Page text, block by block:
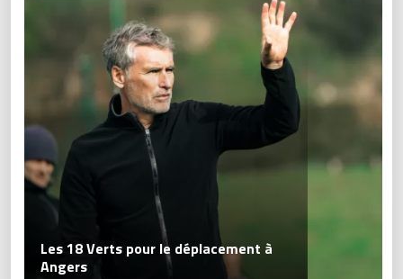
Les 18 Verts pour le déplacement à
Angers